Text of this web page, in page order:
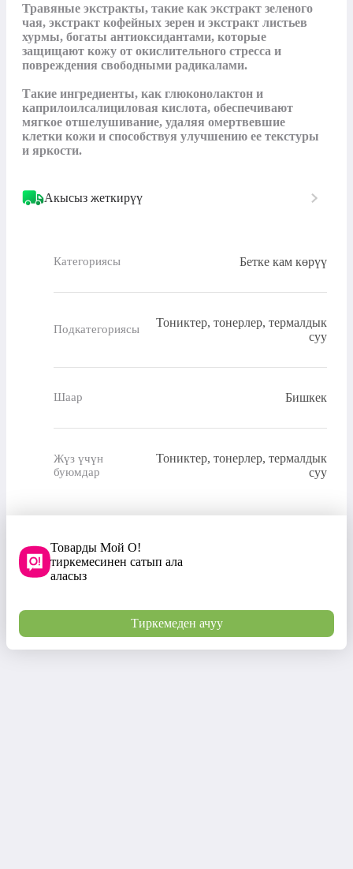
Травяные экстракты, такие как экстракт зеленого
чая, экстракт кофейных зерен и экстракт листьев
хурмы, богаты антиоксидантами, которые
защищают кожу от окислительного стресса и
повреждения свободными радикалами.
Такие ингредиенты, как глюконолактон и
каприлоилсалициловая кислота, обеспечивают
мягкое отшелушивание, удаляя омертвевшие
клетки кожи и способствуя улучшению ее текстуры
и яркости.
Акысыз жеткирүү
Категориясы Бетке кам көрүү
Подкатегориясы
Тониктер, тонерлер, термалдык
суу
Шаар Бишкек
Жүз үчүн
буюмдар
Тониктер, тонерлер, термалдык
суу
Товарды Мой О!
тиркемесинен сатып ала
аласыз
Тиркемеден ачуу